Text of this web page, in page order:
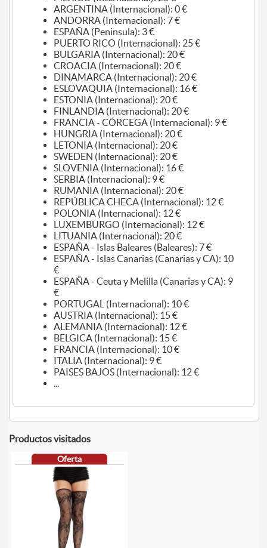
ARGENTINA (Internacional): 0 €
ANDORRA (Internacional): 7 €
ESPAÑA (Peninsula): 3 €
PUERTO RICO (Internacional): 25 €
BULGARIA (Internacional): 20 €
CROACIA (Internacional): 20 €
DINAMARCA (Internacional): 20 €
ESLOVAQUIA (Internacional): 16 €
ESTONIA (Internacional): 20 €
FINLANDIA (Internacional): 20 €
FRANCIA - CÓRCEGA (Internacional): 9 €
HUNGRIA (Internacional): 20 €
LETONIA (Internacional): 20 €
SWEDEN (Internacional): 20 €
SLOVENIA (Internacional): 16 €
SERBIA (Internacional): 9 €
RUMANIA (Internacional): 20 €
REPÚBLICA CHECA (Internacional): 12 €
POLONIA (Internacional): 12 €
LUXEMBURGO (Internacional): 12 €
LITUANIA (Internacional): 20 €
ESPAÑA - Islas Baleares (Baleares): 7 €
ESPAÑA - Islas Canarias (Canarias y CA): 10
€
ESPAÑA - Ceuta y Melilla (Canarias y CA): 9
€
PORTUGAL (Internacional): 10 €
AUSTRIA (Internacional): 15 €
ALEMANIA (Internacional): 12 €
BELGICA (Internacional): 15 €
FRANCIA (Internacional): 10 €
ITALIA (Internacional): 9 €
PAISES BAJOS (Internacional): 12 €
...
Productos visitados
Oferta